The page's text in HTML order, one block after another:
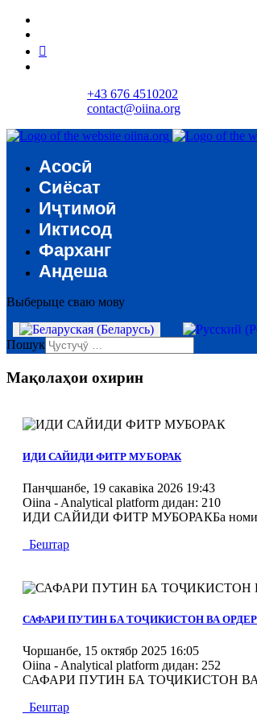
+43 676 4510202
contact@oiina.org
Асосӣ
Сиёсат
Иҷтимоӣ
Иктисод
Фарханг
Андеша
Выберыце сваю мову
Пошук
Мақолаҳои охирин
ИДИ САЙИДИ ФИТР МУБОРАК
Панҷшанбе, 19 сакавіка 2026 19:43
Oiina - Analytical platform дидан: 210
ИДИ САЙИДИ ФИТР МУБОРАКБа номи
Бештар
САФАРИ ПУТИН БА ТОҶИКИСТОН ВА
Чоршанбе, 15 октябр 2025 16:05
Oiina - Analytical platform дидан: 252
САФАРИ ПУТИН БА ТОҶИКИСТОН ВА
Бештар